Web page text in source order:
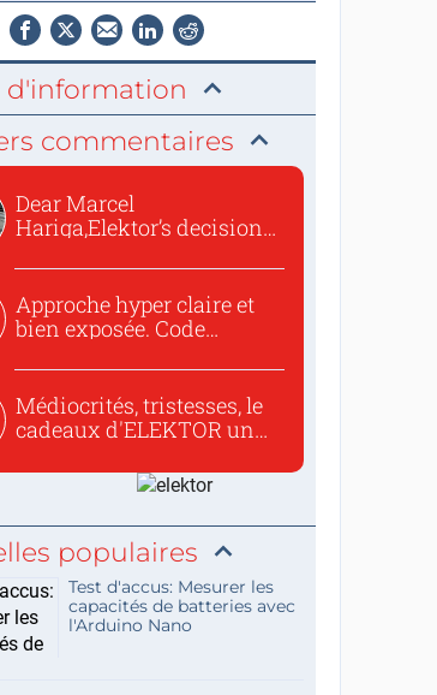
d'information
commentaires
Dear Marcel
Hariga,Elektor’s decision
Approche hyper claire et
bien exposée. Code
Médiocrités, tristesses, le
cadeaux d'ELEKTOR un
populaires
Test d'accus: Mesurer les
capacités de batteries avec
l'Arduino Nano